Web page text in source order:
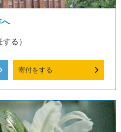
へ
る）
寄付をする